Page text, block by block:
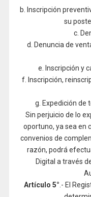
b. Inscripción
su
c.
d. Denuncia de
e. Inscripción y
f. Inscripción,
g. Expedición de
Sin perjuicio de lo
oportuno, ya sea en
convenios de
razón, podrá
Digital a través
Artículo 5° .- El